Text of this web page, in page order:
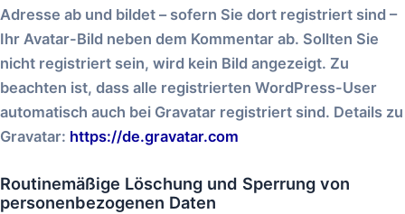
Adresse ab und bildet – sofern Sie dort registriert sind –
Ihr Avatar-Bild neben dem Kommentar ab. Sollten Sie
nicht registriert sein, wird kein Bild angezeigt. Zu
beachten ist, dass alle registrierten WordPress-User
automatisch auch bei Gravatar registriert sind. Details zu
Gravatar: https://de.gravatar.com
Routinemäßige Löschung und Sperrung von
personenbezogenen Daten